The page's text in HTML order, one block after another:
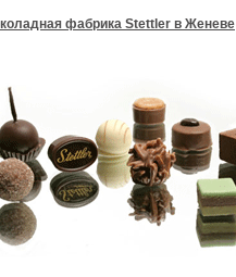
фабрика Stettler в Женеве